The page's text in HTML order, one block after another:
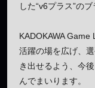
した“v6プラス”の
KADOKAWA Game
活躍の場を広げ、
き出せるよう、今
んでまいります。